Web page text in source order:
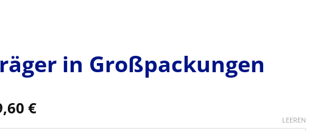
in Großpackungen
€Preisspanne:
LEEREN